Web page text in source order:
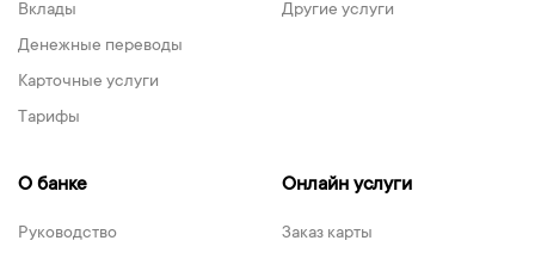
Вклады
Денежные переводы
Карточные услуги
Тарифы
Другие услуги
О банке
Руководство
Онлайн услуги
Заказ карты